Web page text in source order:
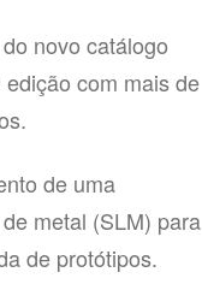
novo catálogo
edição com mais de
de uma
metal (SLM) para
de protótipos.